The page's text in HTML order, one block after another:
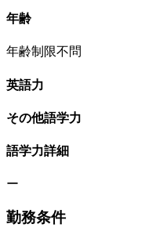
年齢
年齢制限不問
英語力
その他語学力
語学力詳細
ー
勤務条件